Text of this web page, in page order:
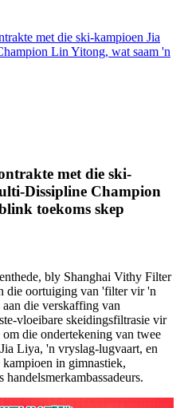
met die ski-kampioen Jia
Lin Yitong, wat saam 'n
met die ski-
Dissipline Champion
toekoms skep
bly Shanghai Vithy Filter
die oortuiging van 'filter vir 'n
die verskaffing van
vloeibare skeidingsfiltrasie vir
die ondertekening van twee
Liya, 'n vryslag-lugvaart, en
in gimnastiek,
handelsmerkambassadeurs.